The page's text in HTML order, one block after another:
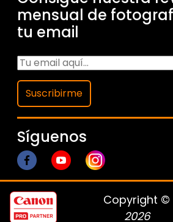
mensual de
tu email
Suscribirme
Síguenos
Copyright ©
2026